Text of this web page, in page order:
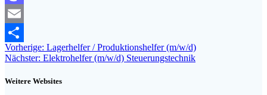
Mastodon
Email
Teilen
Beitragsnavigation
Vorherige: Vorheriger
Beitrag:
Lagerhelfer / Produktionshelfer (m/w/d)
Nächster: Nächster
Elektrohelfer (m/w/d) Steuerungstechnik
Weitere Websites